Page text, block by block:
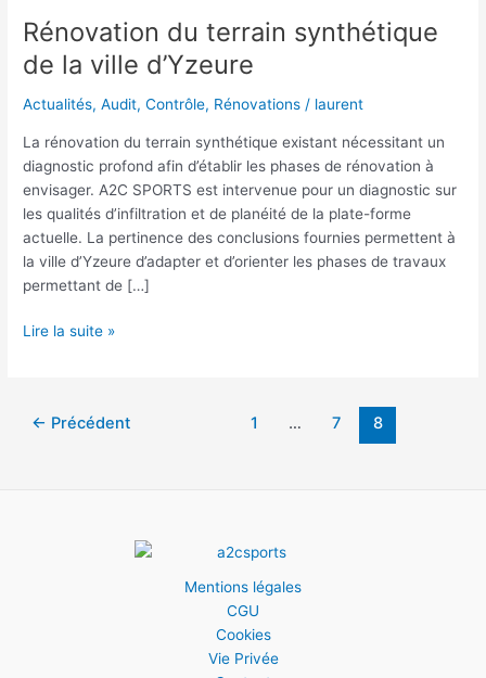
Rénovation du terrain synthétique
de la ville d’Yzeure
Actualités,Audit,Contrôle, Rénovations / laurent
La rénovation du terrain synthétique existant nécessitant un
diagnostic profond afin d’établir les phases de rénovation à
envisager. A2C SPORTS est intervenue pour un diagnostic sur
les qualités d’infiltration et de planéité de la plate-forme
actuelle. La pertinence des conclusions fournies permettent à
la ville d’Yzeure d’adapter et d’orienter les phases de travaux
permettant de […]
Rénovation
de
Lire la suite »
Pagination
← Précédent 1 … 7 8
Mentions légales
CGU
Cookies
Vie Privée